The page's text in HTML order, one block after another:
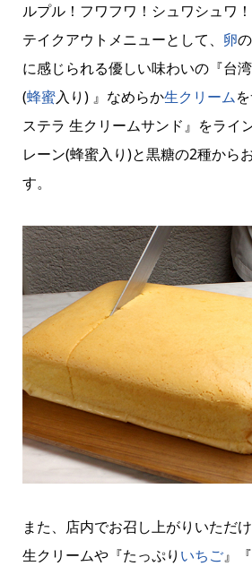
ルプル！フワフワ！シュワシュワ！
テイクアウトメニューとして、 卵
に感じられる優しい味わいの『台
(蜂蜜入り) 』なめらか生クリーム
ステラ 生クリームサンド』をライ
レーン(蜂蜜入り)と黒糖の2種から
す。
また、店内でお召し上がりいただ
生クリームや『たっぷり いちご』